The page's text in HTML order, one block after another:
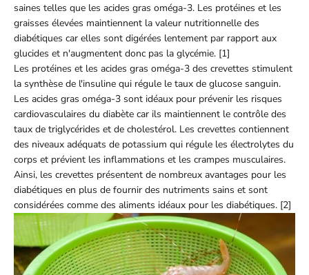
saines telles que les acides gras oméga-3. Les protéines et les
graisses élevées maintiennent la valeur nutritionnelle des
diabétiques car elles sont digérées lentement par rapport aux
glucides et n'augmentent donc pas la glycémie. [1]
Les protéines et les acides gras oméga-3 des crevettes stimulent
la synthèse de l'insuline qui régule le taux de glucose sanguin.
Les acides gras oméga-3 sont idéaux pour prévenir les risques
cardiovasculaires du diabète car ils maintiennent le contrôle des
taux de triglycérides et de cholestérol. Les crevettes contiennent
des niveaux adéquats de potassium qui régule les électrolytes du
corps et prévient les inflammations et les crampes musculaires.
Ainsi, les crevettes présentent de nombreux avantages pour les
diabétiques en plus de fournir des nutriments sains et sont
considérées comme des aliments idéaux pour les diabétiques. [2]